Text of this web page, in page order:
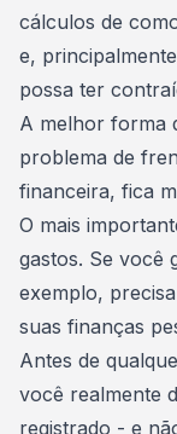
cálculos de
e,
possa ter
A melhor forma
problema de
financeira, fica
O mais
gastos. Se você
exemplo,
suas finanças
Antes de
você realmente
registrado - e